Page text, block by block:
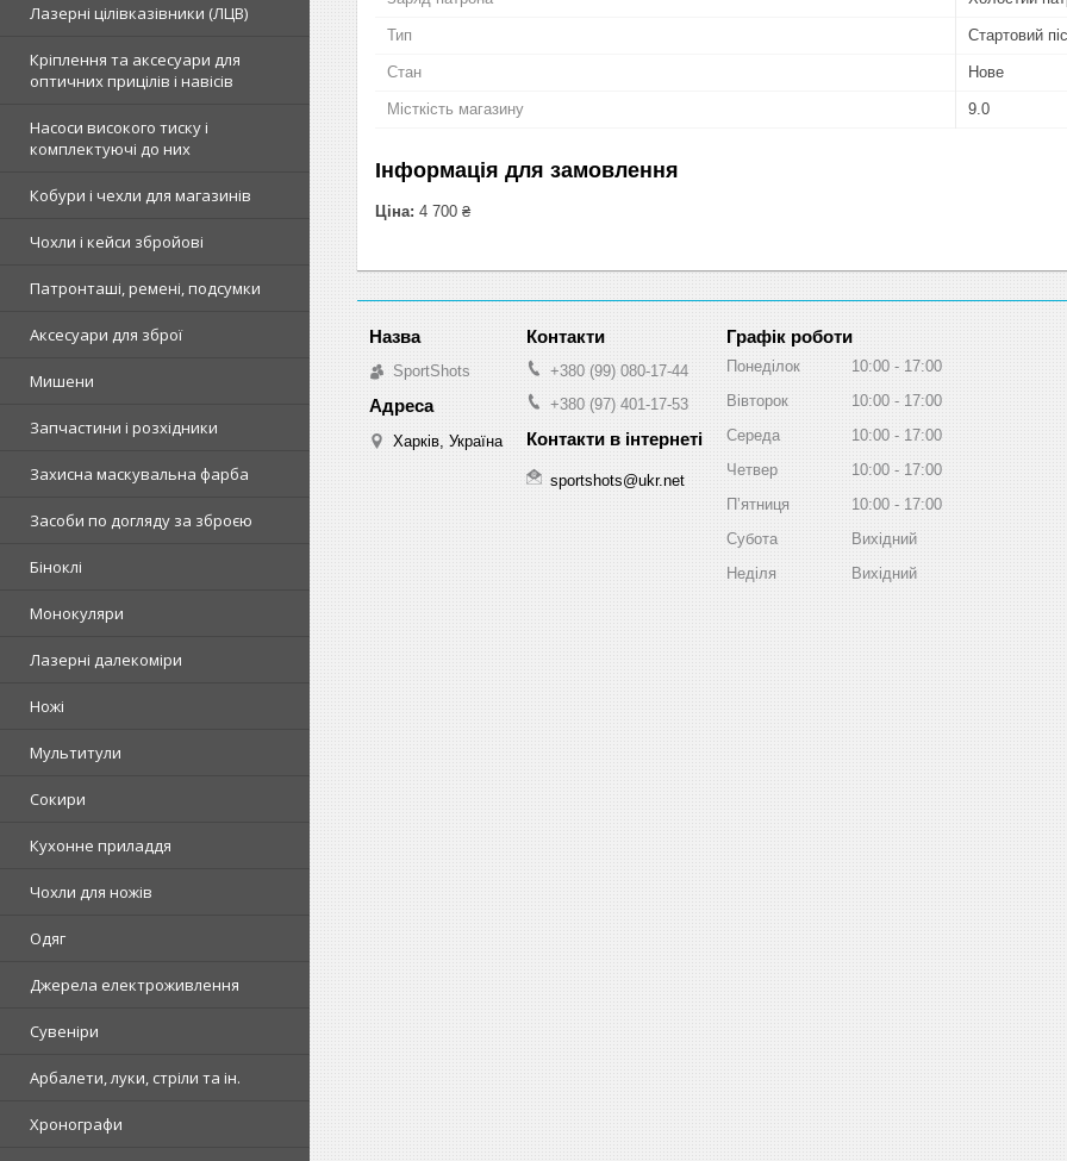
Лазерні цілівказівники (ЛЦВ)
Кріплення та аксесуари для
оптичних прицілів і навісів
Насоси високого тиску і
комплектуючі до них
Кобури і чехли для магазинів
Чохли і кейси збройові
Патронташі, ремені, подсумки
Аксесуари для зброї
Мишени
Запчастини і розхідники
Захисна маскувальна фарба
Засоби по догляду за зброєю
Біноклі
Монокуляри
Лазерні далекоміри
Ножі
Мультитули
Сокири
Кухонне приладдя
Чохли для ножів
Одяг
Джерела електроживлення
Сувеніри
Арбалети, луки, стріли та ін.
Хронографи
Тип Стартовий
Стан Нове
Місткість магазину 9.0
Інформація для замовлення
Ціна: 4 700 ₴
SportShots
Харків, Україна
+380 (99) 080-17-44
+380 (97) 401-17-53
sportshots@ukr.net
Графік роботи
Понеділок 10:00
17:00
Вівторок
10:00
17:00
Середа
10:00
17:00
Четвер
10:00
17:00
Пʼятниця
10:00
17:00
Субота
Вихідний
Неділя
Вихідний